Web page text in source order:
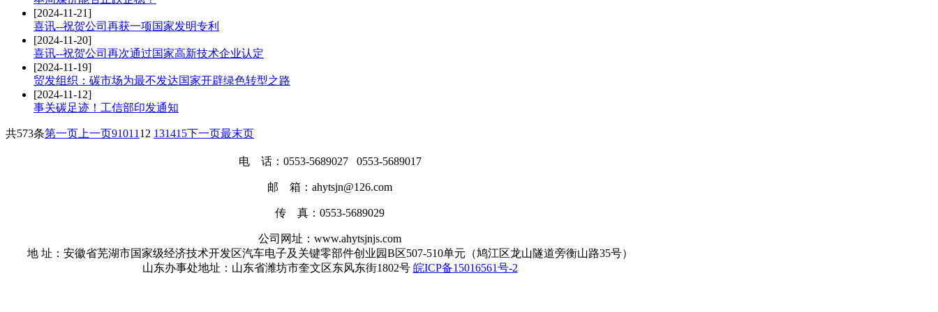
[2024-11-21]
喜讯--祝贺公司再获一项国家发明专利
[2024-11-20]
喜讯--祝贺公司再次通过国家高新技术企业认定
[2024-11-19]
贸发组织：碳市场为最不发达国家开辟绿色转型之路
[2024-11-12]
事关碳足迹！工信部印发通知
共573条第一页 上一页91011 12 131415下一页最末页
电 话：0553-5689027 0553-5689017
邮 箱：ahytsjn@126.com
传 真：0553-5689029
公司网址：www.ahytsjnjs.com
地 址：安徽省芜湖市国家级经济技术开发区汽车电子及关键零部件创业园B区507-510单元（鸠江区龙山隧道旁衡山路35号）
山东办事处地址：山东省潍坊市奎文区东风东街1802号 皖ICP备15016561号-2